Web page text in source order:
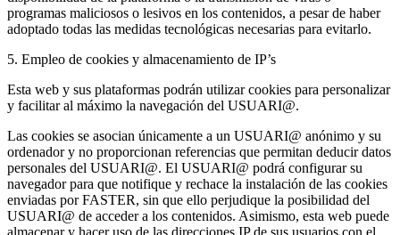
programas maliciosos o lesivos en los contenidos, a pesar de haber
adoptado todas las medidas tecnológicas necesarias para evitarlo.
5. Empleo de cookies y almacenamiento de IP’s
Esta web y sus plataformas podrán utilizar cookies para personalizar
y facilitar al máximo la navegación del USUARI@.
Las cookies se asocian únicamente a un USUARI@ anónimo y su
ordenador y no proporcionan referencias que permitan deducir datos
personales del USUARI@. El USUARI@ podrá configurar su
navegador para que notifique y rechace la instalación de las cookies
enviadas por FASTER, sin que ello perjudique la posibilidad del
USUARI@ de acceder a los contenidos. Asimismo, esta web puede
almacenar y hacer uso de las direcciones IP de sus usuarios con el